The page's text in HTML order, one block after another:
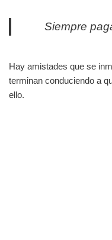
Siempre
Hay amistades que se
terminan conduciendo a
ello.